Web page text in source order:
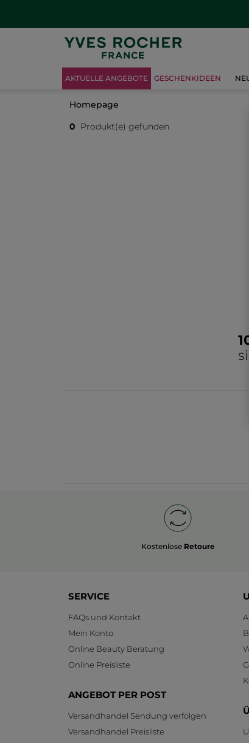
AKTUELLE ANGEBOTE GESCHENKIDEEN
Homepage
0 Produkt(e) gefunden
Kostenlose Retoure
SERVICE
FAQs und Kontakt
Mein Konto
Online Beauty Beratung
Online Preisliste
ANGEBOT PER POST
Versandhandel Sendung verfolgen
Versandhandel Preisliste